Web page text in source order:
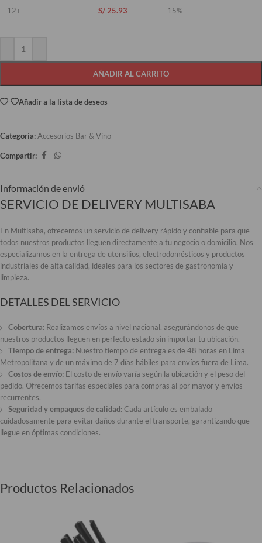
12+ S/25.93 15%
AÑADIR AL CARRITO
Añadir a la lista de deseos
Categoría:Accesorios Bar & Vino
Compartir:
Información de envió
SERVICIO DE DELIVERY MULTISABA
En Multisaba, ofrecemos un servicio de delivery rápido y confiable para que
todos nuestros productos lleguen directamente a tu negocio o domicilio. Nos
especializamos en la entrega de utensilios, electrodomésticos y productos
industriales de alta calidad, ideales para los sectores de gastronomía y
limpieza.
DETALLES DEL SERVICIO
Cobertura: Realizamos envíos a nivel nacional, asegurándonos de que
nuestros productos lleguen en perfecto estado sin importar tu ubicación.
Tiempo de entrega: Nuestro tiempo de entrega es de 48 horas en Lima
Metropolitana y de un máximo de 7 días hábiles para envíos fuera de Lima.
Costos de envío: El costo de envío varía según la ubicación y el peso del
pedido. Ofrecemos tarifas especiales para compras al por mayor y envíos
recurrentes.
Seguridad y empaques de calidad:Cada artículo es embalado
cuidadosamente para evitar daños durante el transporte, garantizando que
llegue en óptimas condiciones.
Productos Relacionados